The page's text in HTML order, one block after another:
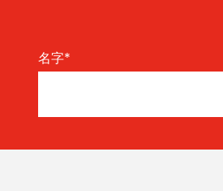
名字*